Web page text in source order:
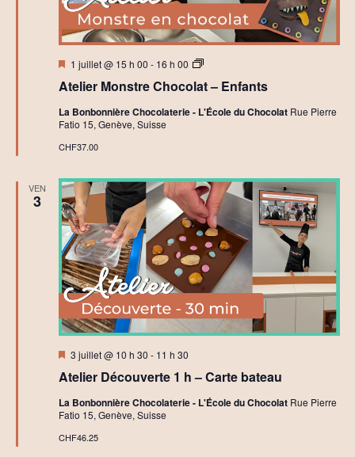
Atelier Monstre Chocolat – Enfants
Mis
avant
1 juillet @ 15 h 00 - 16 h 00
A
e
i
h
o
c
o
l
a
t
C
r
é
a
t
La Bonbonnière Chocolaterie - L'École du Chocolat Rue Pierre
Fatio 15, Genève, Suisse
CHF37.00
VEN
3
Atelier Découverte 1 h – Carte bateau
Mis
avant
3 juillet @ 10 h 30 - 11 h 30
La Bonbonnière Chocolaterie - L'École du Chocolat Rue Pierre
Fatio 15, Genève, Suisse
CHF46.25